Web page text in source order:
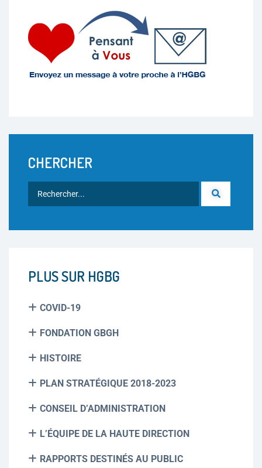
CHERCHER
PLUS SUR HGBG
COVID-19
FONDATION GBGH
HISTOIRE
PLAN STRATÉGIQUE 2018-2023
CONSEIL D’ADMINISTRATION
L’ÉQUIPE DE LA HAUTE DIRECTION
RAPPORTS DESTINÉS AU PUBLIC